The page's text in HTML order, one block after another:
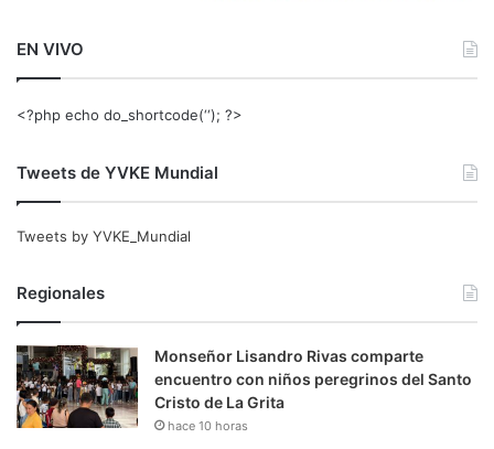
EN VIVO
<?php echo do_shortcode(‘‘); ?>
Tweets de YVKE Mundial
Tweets by YVKE_Mundial
Regionales
Monseñor Lisandro Rivas comparte
encuentro con niños peregrinos del Santo
Cristo de La Grita
hace 10 horas